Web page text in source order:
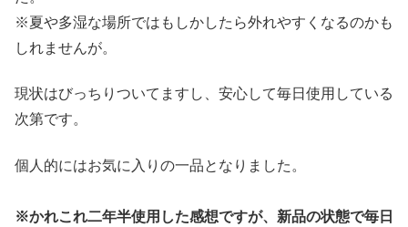
※夏や多湿な場所ではもしかしたら外れやすくなるのかも
しれませんが。
現状はびっちりついてますし、安心して毎日使用している
次第です。
個人的にはお気に入りの一品となりました。
※かれこれ二年半使用した感想ですが、新品の状態で毎日